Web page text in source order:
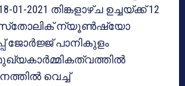
2021 തിങ്കളാഴ്ച ഉച്ചയ്ക്ക് 12
ന്യൂണ്‍ഷ്യോ
ജോര്‍ജ്ജ് പാനികുളം
മുഖ്യകാര്‍മ്മികത്വത്തില്‍
വെച്ച്